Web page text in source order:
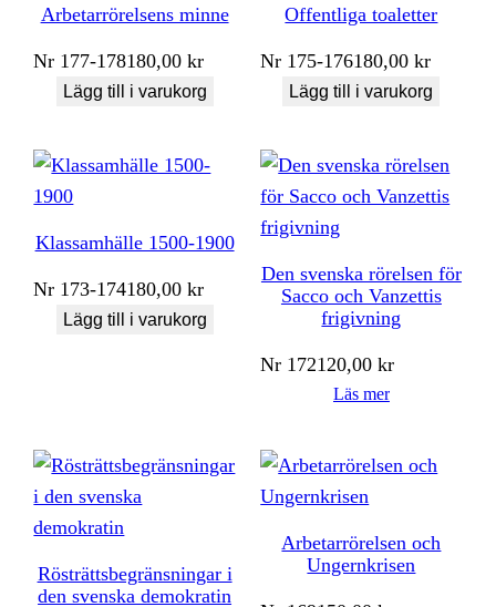
Arbetarrörelsens minne
Nr 177-178180,00kr
Lägg till i varukorg
Offentliga toaletter
Nr 175-176180,00kr
Lägg till i varukorg
Klassamhälle 1500-1900
Nr 173-174180,00kr
Lägg till i varukorg
Den svenska rörelsen för
Sacco och Vanzettis
frigivning
Nr 172120,00kr
Läs mer
Rösträttsbegränsningar i
den svenska demokratin
Arbetarrörelsen och
Ungernkrisen